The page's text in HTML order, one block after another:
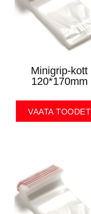
Minigrip-kott
120*170mm
VAATA TOODET